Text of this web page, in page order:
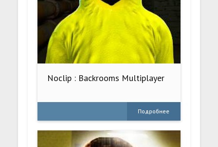
Noclip : Backrooms Multiplayer
Подробнее